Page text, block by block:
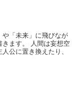
や「未来」に飛びなが
きます。 人間は妄想空
公に置き換えたり、